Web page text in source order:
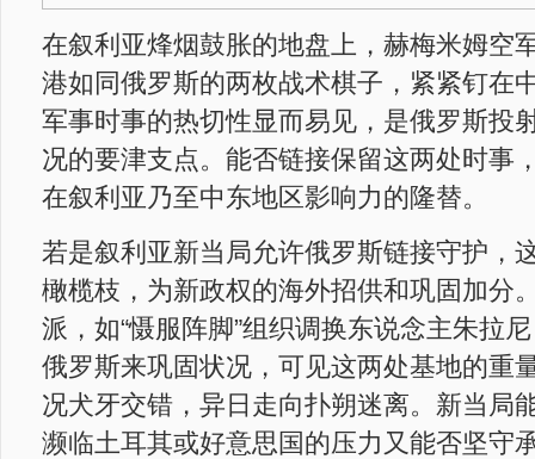
在叙利亚烽烟鼓胀的地盘上，赫梅米姆空
港如同俄罗斯的两枚战术棋子，紧紧钉在
军事时事的热切性显而易见，是俄罗斯投
况的要津支点。能否链接保留这两处时事
在叙利亚乃至中东地区影响力的隆替。
若是叙利亚新当局允许俄罗斯链接守护，
橄榄枝，为新政权的海外招供和巩固加分
派，如“慑服阵脚”组织调换东说念主朱拉
俄罗斯来巩固状况，可见这两处基地的重
况犬牙交错，异日走向扑朔迷离。新当局
濒临土耳其或好意思国的压力又能否坚守